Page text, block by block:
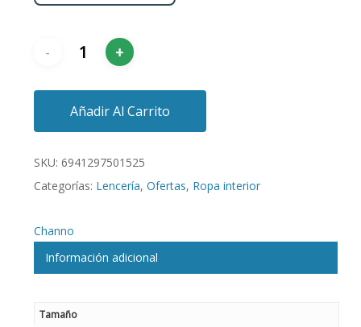
Añadir Al Carrito
SKU: 6941297501525
Categorías: Lencería, Ofertas, Ropa interior
Channo
Información adicional
Tamaño